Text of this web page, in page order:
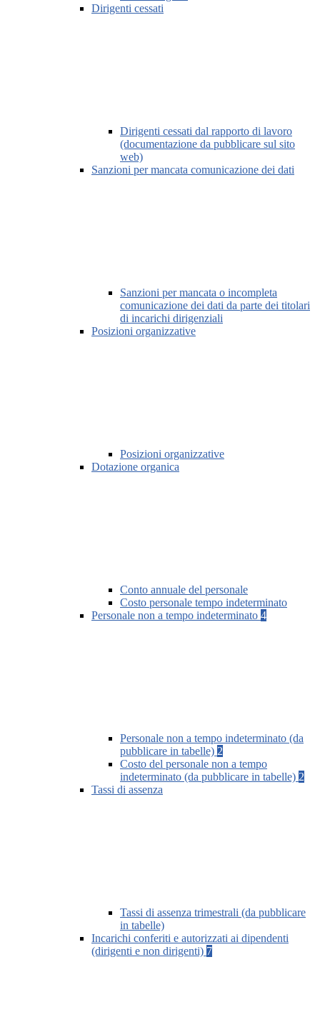
Dirigenti cessati
Dirigenti cessati dal rapporto di lavoro
(documentazione da pubblicare sul sito
web)
Sanzioni per mancata comunicazione dei dati
Sanzioni per mancata o incompleta
comunicazione dei dati da parte dei titolari
di incarichi dirigenziali
Posizioni organizzative
Posizioni organizzative
Dotazione organica
Conto annuale del personale
Costo personale tempo indeterminato
Personale non a tempo indeterminato 4
Personale non a tempo indeterminato (da
pubblicare in tabelle) 2
Costo del personale non a tempo
indeterminato (da pubblicare in tabelle) 2
Tassi di assenza
Tassi di assenza trimestrali (da pubblicare
in tabelle)
Incarichi conferiti e autorizzati ai dipendenti
(dirigenti e non dirigenti) 7